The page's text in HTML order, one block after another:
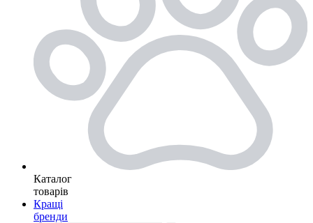
Каталог
товарів
Кращі
бренди